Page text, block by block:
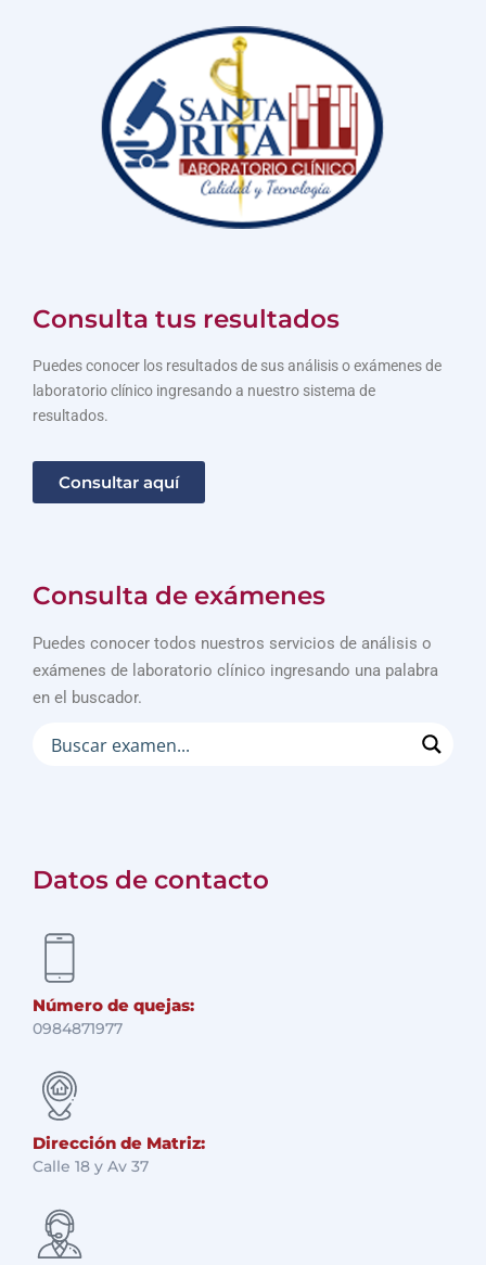
Consulta tus resultados
Puedes conocer los resultados de sus análisis o exámenes de
laboratorio clínico ingresando a nuestro sistema de
resultados.
Consultar aquí
Consulta de exámenes
Puedes conocer todos nuestros servicios de análisis o
exámenes de laboratorio clínico ingresando una palabra
en el buscador.
Datos de contacto
Número de quejas:
0984871977
Dirección de Matriz:
Calle 18 y Av 37